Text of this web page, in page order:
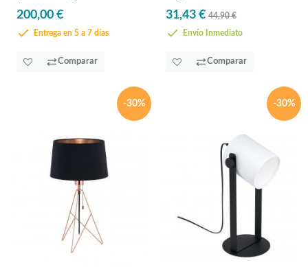
200,00 €
Entrega en 5 a 7 días
Comparar
31,43 € 44,90 €
Envío Inmediato
Comparar
-30% -30%